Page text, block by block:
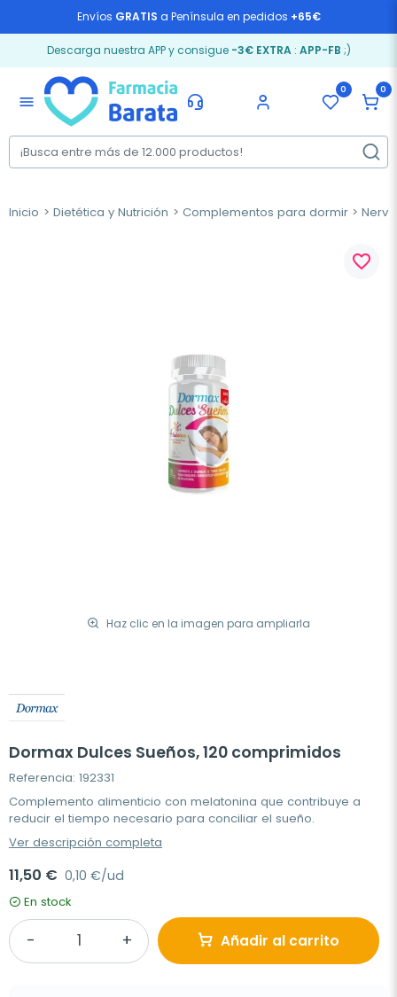
Envíos GRATIS a Península en pedidos +65€
Descarga nuestra APP y consigue -3€ EXTRA: APP-FB ;)
menu
0 0
Inicio Dietética y Nutrición Complementos para dormir
Haz clic en la imagen para ampliarla
favorite_border
Dormax Dulces Sueños, 120 comprimidos
Referencia: 192331
Complemento alimenticio con melatonina que contribuye a
reducir el tiempo necesario para conciliar el sueño.
Ver descripción completa
11,50 € 0,10 €/ud
En stock
Añadir al carrito